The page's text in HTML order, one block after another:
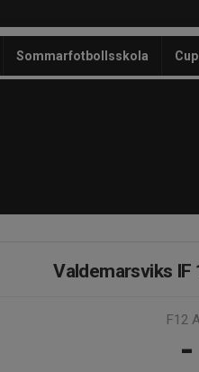
Sommarfotbollsskola
Valdemarsviks IF
F12
-